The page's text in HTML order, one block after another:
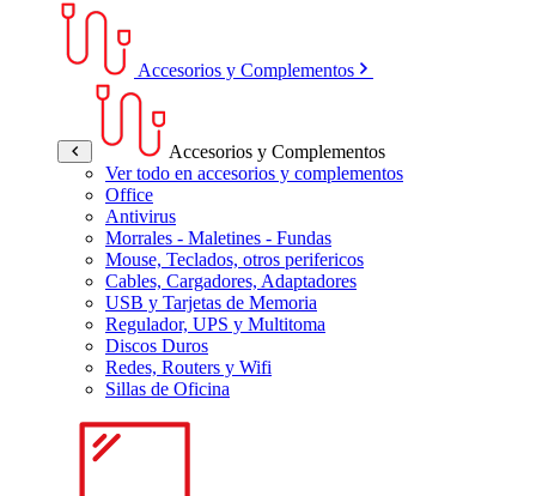
Accesorios y Complementos
Accesorios y Complementos
Ver todo en accesorios y complementos
Office
Antivirus
Morrales - Maletines - Fundas
Mouse, Teclados, otros perifericos
Cables, Cargadores, Adaptadores
USB y Tarjetas de Memoria
Regulador, UPS y Multitoma
Discos Duros
Redes, Routers y Wifi
Sillas de Oficina